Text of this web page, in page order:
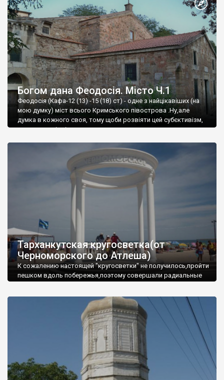
Богом дана Феодосія. Місто Ч.1
Феодосія (Кафа-12 (13) -15 (18) ст) - одне з найцікавіших (на
мою думку) міст всього Кримського півострова .Ну,але
думка в кожного своя, тому щоби розвіяти цей субєктивізм,
запрошую відвідати це
Тарханкутская кругосветка(от
Черноморского до Атлеша)
К сожалению настоящей "кругосветки" не получилось,пройти
пешком вдоль побережья,поэтому совершали радиальные